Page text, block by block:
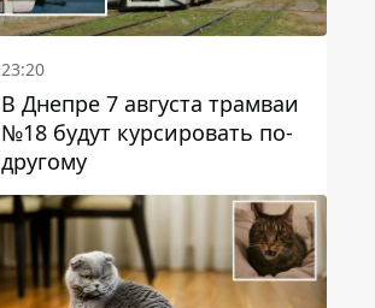
23:20
В Днепре 7 августа трамваи
№18 будут курсировать по-
другому